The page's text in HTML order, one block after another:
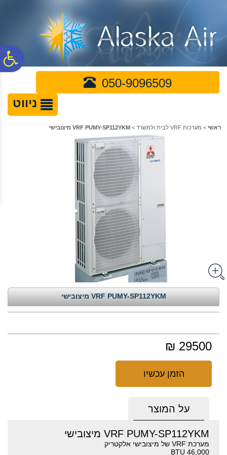
נגישות
המרכזי
050-9096509
ניווט
ראשי > מערכות VRF לבית ולמשרד > VRF PUMY-SP112YKM מיצובישי
VRF PUMY-SP112YKM מיצובישי
29500 ₪
הזמן עכשיו
על המוצר
VRF PUMY-SP112YKM מיצובישי
מערכת VRF של מיצובישי אלקטריק
46,000 BTU